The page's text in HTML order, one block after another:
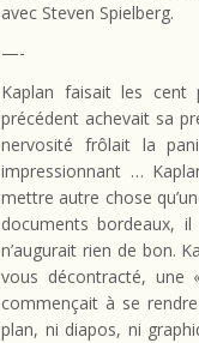
avec Steven Spielberg.
—-
Kaplan faisait les cent
précédent achevait sa
nervosité frôlait la
impressionnant …
mettre autre chose
documents bordeaux,
n’augurait rien de bon.
vous décontracté, une
commençait à se
plan, ni diapos, ni